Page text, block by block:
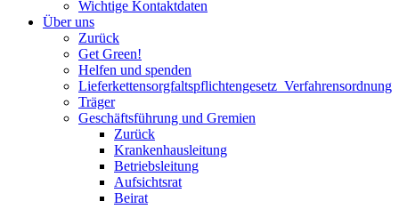
Wichtige Kontaktdaten
Über uns
Zurück
Get Green!
Helfen und spenden
Lieferkettensorgfaltspflichtengesetz_Verfahrensordnung
Träger
Geschäftsführung und Gremien
Zurück
Krankenhausleitung
Betriebsleitung
Aufsichtsrat
Beirat